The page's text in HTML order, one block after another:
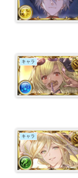
キャラ
キャラ